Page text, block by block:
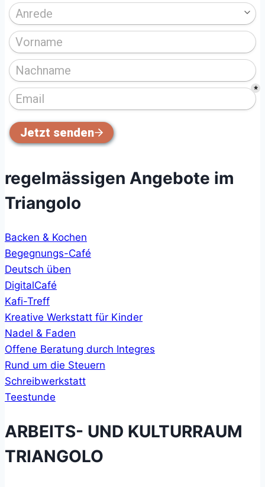
regelmässigen Angebote im
Triangolo
Backen & Kochen
Begegnungs-Café
Deutsch üben
DigitalCafé
Kafi-Treff
Kreative Werkstatt für Kinder
Nadel & Faden
Offene Beratung durch Integres
Rund um die Steuern
Schreibwerkstatt
Teestunde
ARBEITS- UND KULTURRAUM
TRIANGOLO